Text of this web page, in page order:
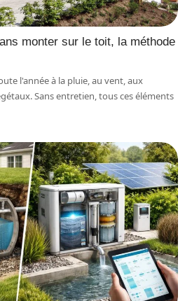
monter sur le toit, la méthode
l'année à la pluie, au vent, aux
Sans entretien, tous ces éléments